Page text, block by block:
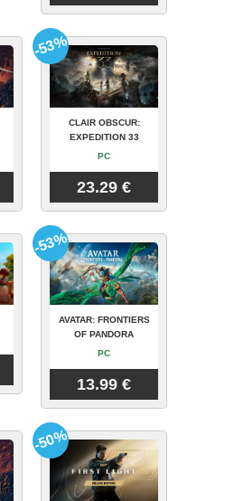
CLAIR OBSCUR:
EXPEDITION 33
PC
23.29 €
-53%
AVATAR: FRONTIERS
OF PANDORA
PC
13.99 €
-53%
-50%